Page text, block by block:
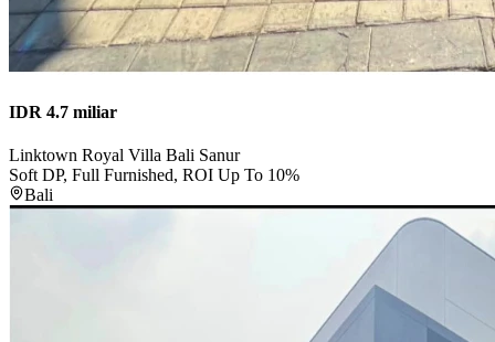
IDR 4.7 miliar
Linktown Royal Villa Bali Sanur
Soft DP, Full Furnished, ROI Up To 10%
Bali